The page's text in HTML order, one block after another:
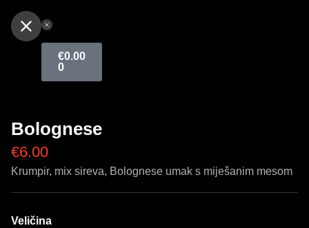
€0.00
0
Bolognese
€6.00
Krumpir, mix sireva, Bolognese umak s miješanim mesom
Veličina